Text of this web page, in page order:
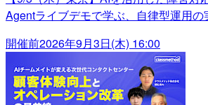
Agentライブデモで学ぶ、自律型運用の
開催前2026年9月3日(木) 16:00